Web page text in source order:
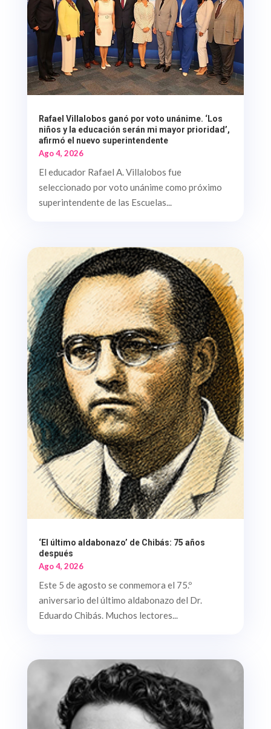
Rafael Villalobos ganó por voto unánime. ‘Los
niños y la educación serán mi mayor prioridad’,
afirmó el nuevo superintendente
Ago 4, 2026
El educador Rafael A. Villalobos fue
seleccionado por voto unánime como próximo
superintendente de las Escuelas...
‘El último aldabonazo’ de Chibás: 75 años
después
Ago 4, 2026
Este 5 de agosto se conmemora el 75.º
aniversario del último aldabonazo del Dr.
Eduardo Chibás. Muchos lectores...